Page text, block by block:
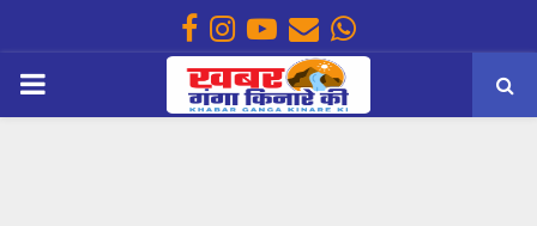
Facebook
Instagram
Youtube
EmailWhatsapp
PRIMARY